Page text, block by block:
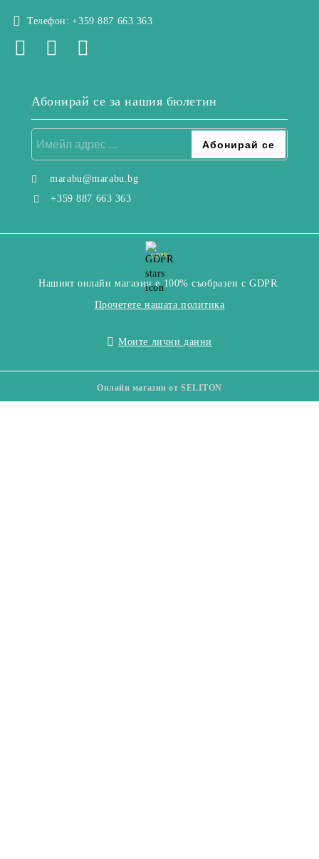
Телефон: +359 887 663 363
Абонирай се за нашия бюлетин
marabu@marabu.bg
+359 887 663 363
GDPR
Нашият онлайн магазин е 100% съобразен с GDPR.
Прочетете нашата политика
Моите лични данни
Онлайн магазин от SELITON